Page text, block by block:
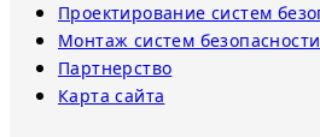
Проектирование систем
Монтаж систем безопасности
Партнерство
Карта сайта